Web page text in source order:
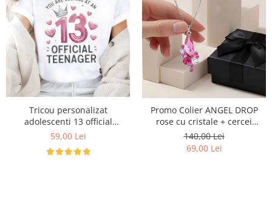
Tricou personalizat
adolescenti 13 official
Teenager Cadou Inspirat59,00 Lei
Promo Colier ANGEL DROP
rose cu cristale + cercei
asortati CADOU
140,00 Lei
69,00 Lei